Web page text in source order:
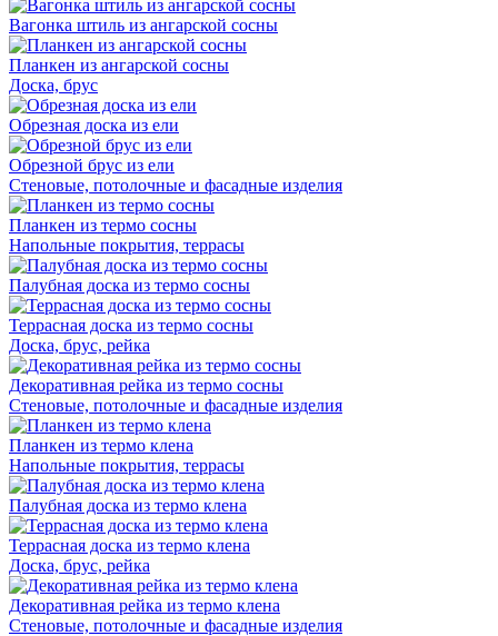
Вагонка штиль из ангарской сосны
Планкен из ангарской сосны
Доска, брус
Обрезная доска из ели
Обрезной брус из ели
Стеновые, потолочные и фасадные изделия
Планкен из термо сосны
Напольные покрытия, террасы
Палубная доска из термо сосны
Террасная доска из термо сосны
Доска, брус, рейка
Декоративная рейка из термо сосны
Стеновые, потолочные и фасадные изделия
Планкен из термо клена
Напольные покрытия, террасы
Палубная доска из термо клена
Террасная доска из термо клена
Доска, брус, рейка
Декоративная рейка из термо клена
Стеновые, потолочные и фасадные изделия